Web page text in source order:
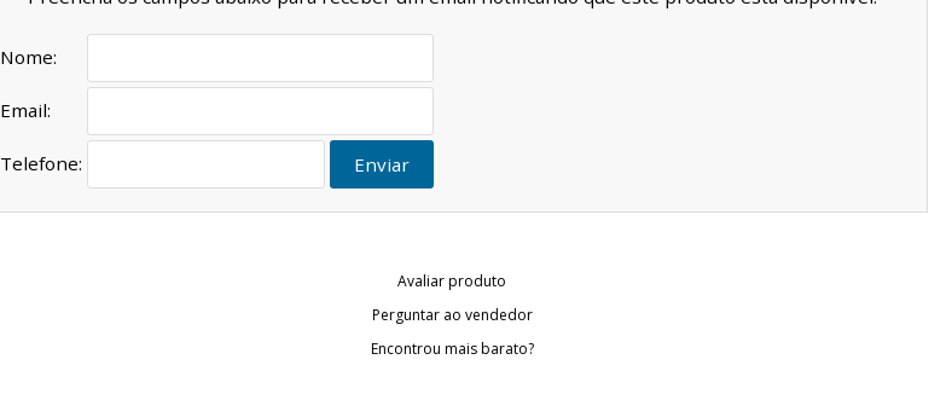
Nome:
Email:
Telefone: Enviar
Avaliar produto
Perguntar ao vendedor
Encontrou mais barato?